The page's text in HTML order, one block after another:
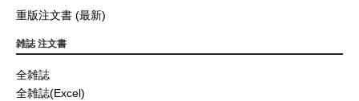
重版注文書 (最新)
雑誌 注文書
全雑誌
全雑誌(Excel)